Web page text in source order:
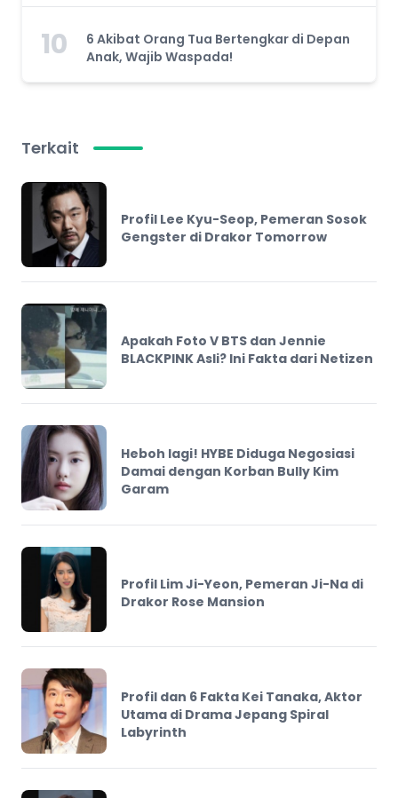
10
6 Akibat Orang Tua Bertengkar di Depan
Anak, Wajib Waspada!
Terkait
Profil Lee Kyu-Seop, Pemeran Sosok
Gengster di Drakor Tomorrow
Apakah Foto V BTS dan Jennie
BLACKPINK Asli? Ini Fakta dari Netizen
Heboh lagi! HYBE Diduga Negosiasi
Damai dengan Korban Bully Kim
Garam
Profil Lim Ji-Yeon, Pemeran Ji-Na di
Drakor Rose Mansion
Profil dan 6 Fakta Kei Tanaka, Aktor
Utama di Drama Jepang Spiral
Labyrinth